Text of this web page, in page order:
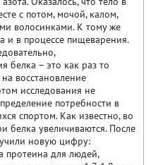
с потом, мочой, калом,
волосинками. К тому же
и в процессе пищеварения.
белка – это как раз то
восстановление
исследования не
потребности в
спортом. Как известно, во
белка увеличиваются. После
новую цифру:
протеина для людей,